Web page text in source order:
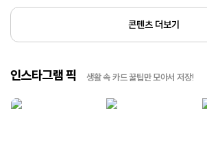
콘텐츠 더보기
인스타그램 픽 생활 속 카드 꿀팁만 모아서 저장!